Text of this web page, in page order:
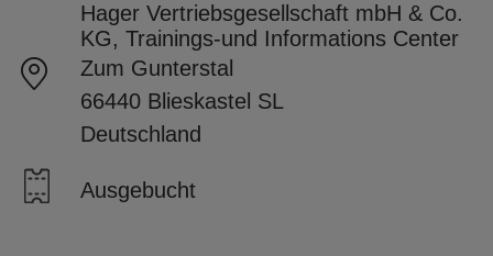
Hager Vertriebsgesellschaft mbH & Co.
KG, Trainings-und Informations Center
Zum Gunterstal
66440 Blieskastel SL
Deutschland
Ausgebucht